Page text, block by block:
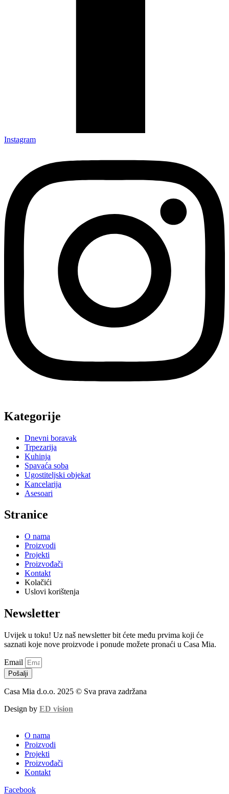
Instagram
Kategorije
Dnevni boravak
Trpezarija
Kuhinja
Spavaća soba
Ugostiteljski objekat
Kancelarija
Asesoari
Stranice
O nama
Proizvodi
Projekti
Proizvođači
Kontakt
Kolačići
Uslovi korištenja
Newsletter
Uvijek u toku! Uz naš newsletter bit ćete među prvima koji će
saznati koje nove proizvode i ponude možete pronaći u Casa Mia.
Email
Pošalji
Casa Mia d.o.o. 2025 © Sva prava zadržana
Design by ED vision
O nama
Proizvodi
Projekti
Proizvođači
Kontakt
Facebook